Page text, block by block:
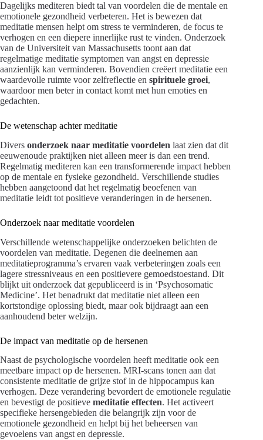
Dagelijks mediteren biedt tal van voordelen die de mentale en
emotionele gezondheid verbeteren. Het is bewezen dat
meditatie mensen helpt om stress te verminderen, de focus te
verhogen en een diepere innerlijke rust te vinden. Onderzoek
van de Universiteit van Massachusetts toont aan dat
regelmatige meditatie symptomen van angst en depressie
aanzienlijk kan verminderen. Bovendien creëert meditatie een
waardevolle ruimte voor zelfreflectie en spirituele groei,
waardoor men beter in contact komt met hun emoties en
gedachten.
De wetenschap achter meditatie
Divers onderzoek naar meditatie voordelen laat zien dat dit
eeuwenoude praktijken niet alleen meer is dan een trend.
Regelmatig mediteren kan een transformerende impact hebben
op de mentale en fysieke gezondheid. Verschillende studies
hebben aangetoond dat het regelmatig beoefenen van
meditatie leidt tot positieve veranderingen in de hersenen.
Onderzoek naar meditatie voordelen
Verschillende wetenschappelijke onderzoeken belichten de
voordelen van meditatie. Degenen die deelnemen aan
meditatieprogramma’s ervaren vaak verbeteringen zoals een
lagere stressniveaus en een positievere gemoedstoestand. Dit
blijkt uit onderzoek dat gepubliceerd is in ‘Psychosomatic
Medicine’. Het benadrukt dat meditatie niet alleen een
kortstondige oplossing biedt, maar ook bijdraagt aan een
aanhoudend beter welzijn.
De impact van meditatie op de hersenen
Naast de psychologische voordelen heeft meditatie ook een
meetbare impact op de hersenen. MRI-scans tonen aan dat
consistente meditatie de grijze stof in de hippocampus kan
verhogen. Deze verandering bevordert de emotionele regulatie
en bevestigt de positieve meditatie effecten. Het activeert
specifieke hersengebieden die belangrijk zijn voor de
emotionele gezondheid en helpt bij het beheersen van
gevoelens van angst en depressie.